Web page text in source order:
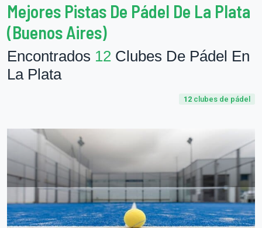
Mejores Pistas De Pádel De La Plata
(Buenos Aires)
Encontrados 12 Clubes De Pádel En
La Plata
12 clubes de pádel